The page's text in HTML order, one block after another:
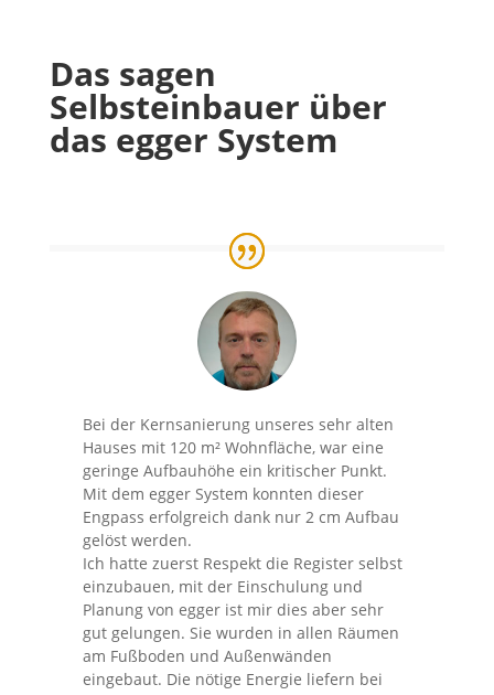
Das sagen
Selbsteinbauer über
das egger System
Bei der Kernsanierung unseres sehr alten
Hauses mit 120 m² Wohnfläche, war eine
geringe Aufbauhöhe ein kritischer Punkt.
Mit dem egger System konnten dieser
Engpass erfolgreich dank nur 2 cm Aufbau
gelöst werden.
Ich hatte zuerst Respekt die Register selbst
einzubauen, mit der Einschulung und
Planung von egger ist mir dies aber sehr
gut gelungen. Sie wurden in allen Räumen
am Fußboden und Außenwänden
eingebaut. Die nötige Energie liefern bei